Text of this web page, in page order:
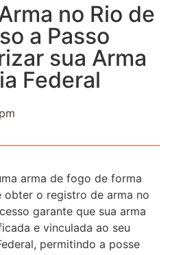
no Rio de
a Passo
sua Arma
Federal
arma de fogo de forma
obter o registro de arma no
garante que sua arma
e vinculada ao seu
permitindo a posse